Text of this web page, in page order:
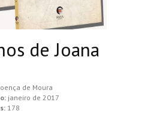
de Joana
de Moura
janeiro de 2017
178